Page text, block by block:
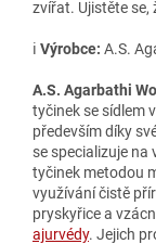
zvířat. Ujistěte se,
ℹ️ Výrobce: A.S.
A.S. Agarbathi
tyčinek se sídlem
především díky
se specializuje
tyčinek metodou
využívání čistě
pryskyřice a
ajurvédy. Jejich